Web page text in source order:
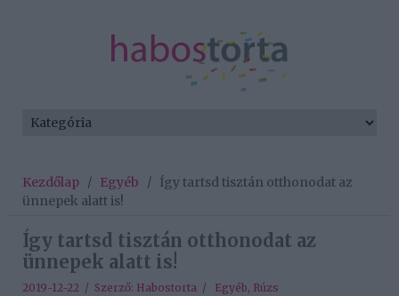
Kezdőlap / Egyéb / Így tartsd tisztán otthonodat az
ünnepek alatt is!
Így tartsd tisztán otthonodat az
ünnepek alatt is!
2019-12-22 / Szerző: Habostorta / Egyéb, Rúzs